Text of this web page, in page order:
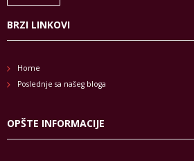
BRZI LINKOVI
Home
Poslednje sa našeg bloga
OPŠTE INFORMACIJE